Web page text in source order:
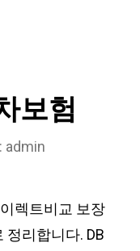
보험
admin
렉트비교 보장
정리합니다. DB